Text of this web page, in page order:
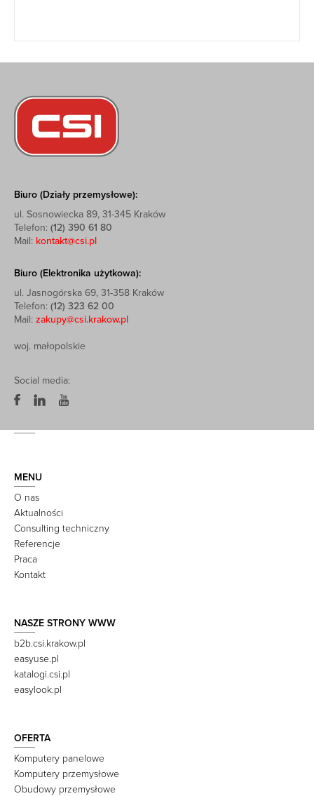
Biuro (Działy przemysłowe):
ul. Sosnowiecka 89, 31-345 Kraków
Telefon: (12) 390 61 80
Mail: kontakt@csi.pl
Biuro (Elektronika użytkowa):
ul. Jasnogórska 69, 31-358 Kraków
Telefon: (12) 323 62 00
Mail: zakupy@csi.krakow.pl
woj. małopolskie
Social media:
MENU
O nas
Aktualności
Consulting techniczny
Referencje
Praca
Kontakt
NASZE STRONY WWW
b2b.csi.krakow.pl
easyuse.pl
katalogi.csi.pl
easylook.pl
OFERTA
Komputery panelowe
Komputery przemysłowe
Obudowy przemysłowe